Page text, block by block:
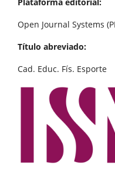
Open Journal Systems
Título abreviado:
Cad. Educ. Fís. Esporte